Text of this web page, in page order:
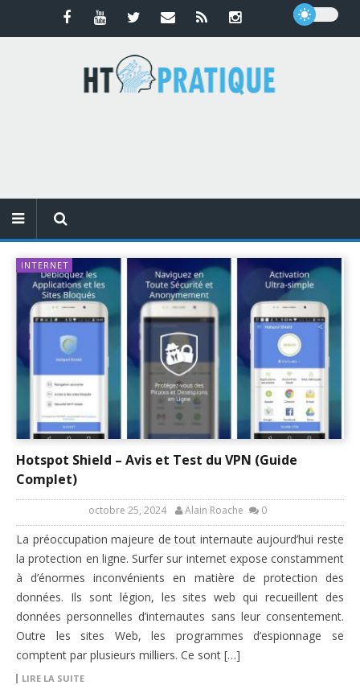
INTERNET
Hotspot Shield – Avis et Test du VPN (Guide
Complet)
octobre 25, 2024 Alain Roache 0
La préoccupation majeure de tout internaute aujourd’hui reste
la protection en ligne. Surfer sur internet expose constamment
à d’énormes inconvénients en matière de protection des
données. Ils sont légion, les sites web qui recueillent des
données personnelles d’internautes sans leur consentement.
Outre les sites Web, les programmes d’espionnage se
comptent par plusieurs milliers. Ce sont […]
LIRE LA SUITE